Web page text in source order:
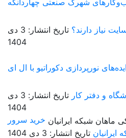
شهرک صنعتی چهاردانگه
دارند؟
تاریخ انتشار: 3 دی
1404
نورپردازی دکوراتیو با ال ای
و دفتر کار
تاریخ انتشار: 3 دی
1404
خرید سرور
تاریخ انتشار: 3 دی 1404